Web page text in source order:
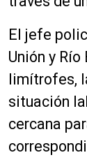
El jefe
Unión y Río
limítrofes,
situación
cercana